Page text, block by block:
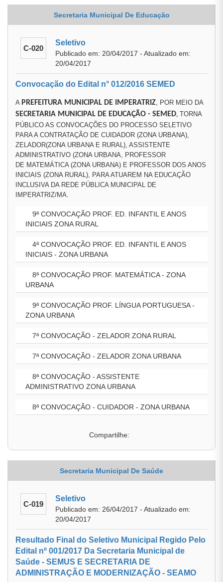
Secretaria Municipal De Educação
C-020
Seletivo
Publicado em: 20/04/2017 - Atualizado em:
20/04/2017
Convocação do Edital n° 012/2016 SEMED
A PREFEITURA MUNICIPAL DE IMPERATRIZ, POR MEIO DA
SECRETARIA MUNICIPAL DE EDUCAÇÃO - SEMED, TORNA
PÚBLICO AS CONVOCAÇÕES DO PROCESSO SELETIVO
PARA A CONTRATAÇÃO DE CUIDADOR (ZONA URBANA),
ZELADOR(ZONA URBANA E RURAL), ASSISTENTE
ADMINISTRATIVO (ZONA URBANA, PROFESSOR
DE MATEMÁTICA (ZONA URBANA) E PROFESSOR DOS ANOS
INICIAIS (ZONA RURAL), PARA ATUAREM NA EDUCAÇÃO
INCLUSIVA DA REDE PÚBLICA MUNICIPAL DE
IMPERATRIZ/MA.
9ª CONVOCAÇÃO PROF. ED. INFANTIL E ANOS
INICIAIS ZONA RURAL
4ª CONVOCAÇÃO PROF. ED. INFANTIL E ANOS
INICIAIS - ZONA URBANA
8ª CONVOCAÇÃO PROF. MATEMÁTICA - ZONA
URBANA
9ª CONVOCAÇÃO PROF. LÍNGUA PORTUGUESA -
ZONA URBANA
7ª CONVOCAÇÃO - ZELADOR ZONA RURAL
7ª CONVOCAÇÃO - ZELADOR ZONA URBANA
8ª CONVOCAÇÃO - ASSISTENTE
ADMINISTRATIVO ZONA URBANA
8ª CONVOCAÇÃO - CUIDADOR - ZONA URBANA
Compartilhe:
Secretaria Municipal De Saúde
C-019
Seletivo
Publicado em: 26/04/2017 - Atualizado em:
20/04/2017
Resultado Final do Seletivo Municipal Regido Pelo
Edital nº 001/2017 Da Secretaria Municipal de
Saúde - SEMUS E SECRETARIA DE
ADMINISTRAÇÃO E MODERNIZAÇÃO - SEAMO